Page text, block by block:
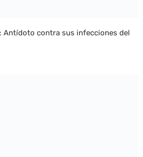
Antídoto contra sus infecciones del